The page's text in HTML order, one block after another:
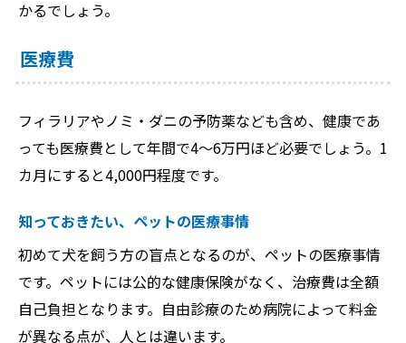
かるでしょう。
医療費
フィラリアやノミ・ダニの予防薬なども含め、健康であ
っても医療費として年間で4～6万円ほど必要でしょう。1
カ月にすると4,000円程度です。
知っておきたい、ペットの医療事情
初めて犬を飼う方の盲点となるのが、ペットの医療事情
です。ペットには公的な健康保険がなく、治療費は全額
自己負担となります。自由診療のため病院によって料金
が異なる点が、人とは違います。